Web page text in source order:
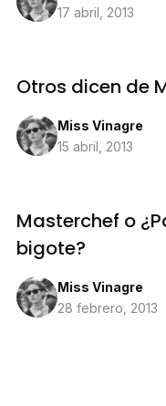
17 abril, 2013
Otros dicen de
Miss Vinagre
15 abril, 2013
Masterchef o
bigote?
Miss Vinagre
28 febrero, 2013